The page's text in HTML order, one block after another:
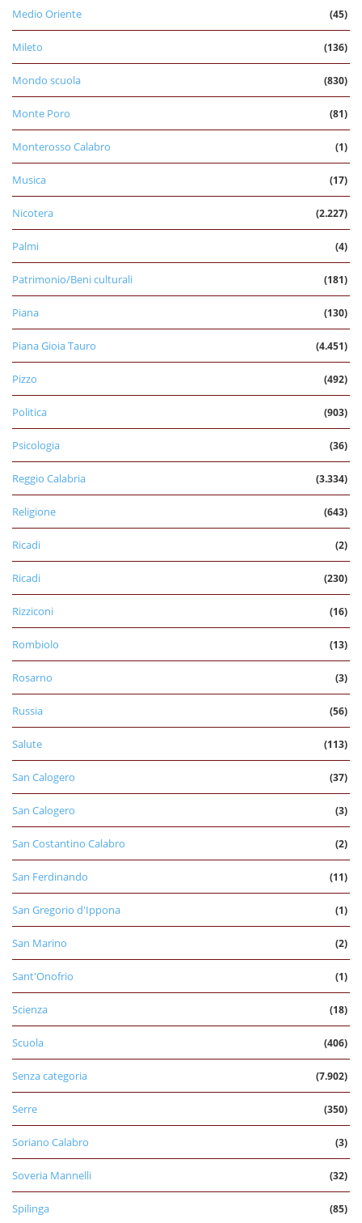
Medio Oriente (45)
Mileto (136)
Mondo scuola (830)
Monte Poro (81)
Monterosso Calabro (1)
Musica (17)
Nicotera (2.227)
Palmi (4)
Patrimonio/Beni culturali (181)
Piana (130)
Piana Gioia Tauro (4.451)
Pizzo (492)
Politica (903)
Psicologia (36)
Reggio Calabria (3.334)
Religione (643)
Ricadi (2)
Ricadi (230)
Rizziconi (16)
Rombiolo (13)
Rosarno (3)
Russia (56)
Salute (113)
San Calogero (37)
San Calogero (3)
San Costantino Calabro (2)
San Ferdinando (11)
San Gregorio d'Ippona (1)
San Marino (2)
Sant'Onofrio (1)
Scienza (18)
Scuola (406)
Senza categoria (7.902)
Serre (350)
Soriano Calabro (3)
Soveria Mannelli (32)
Spilinga (85)